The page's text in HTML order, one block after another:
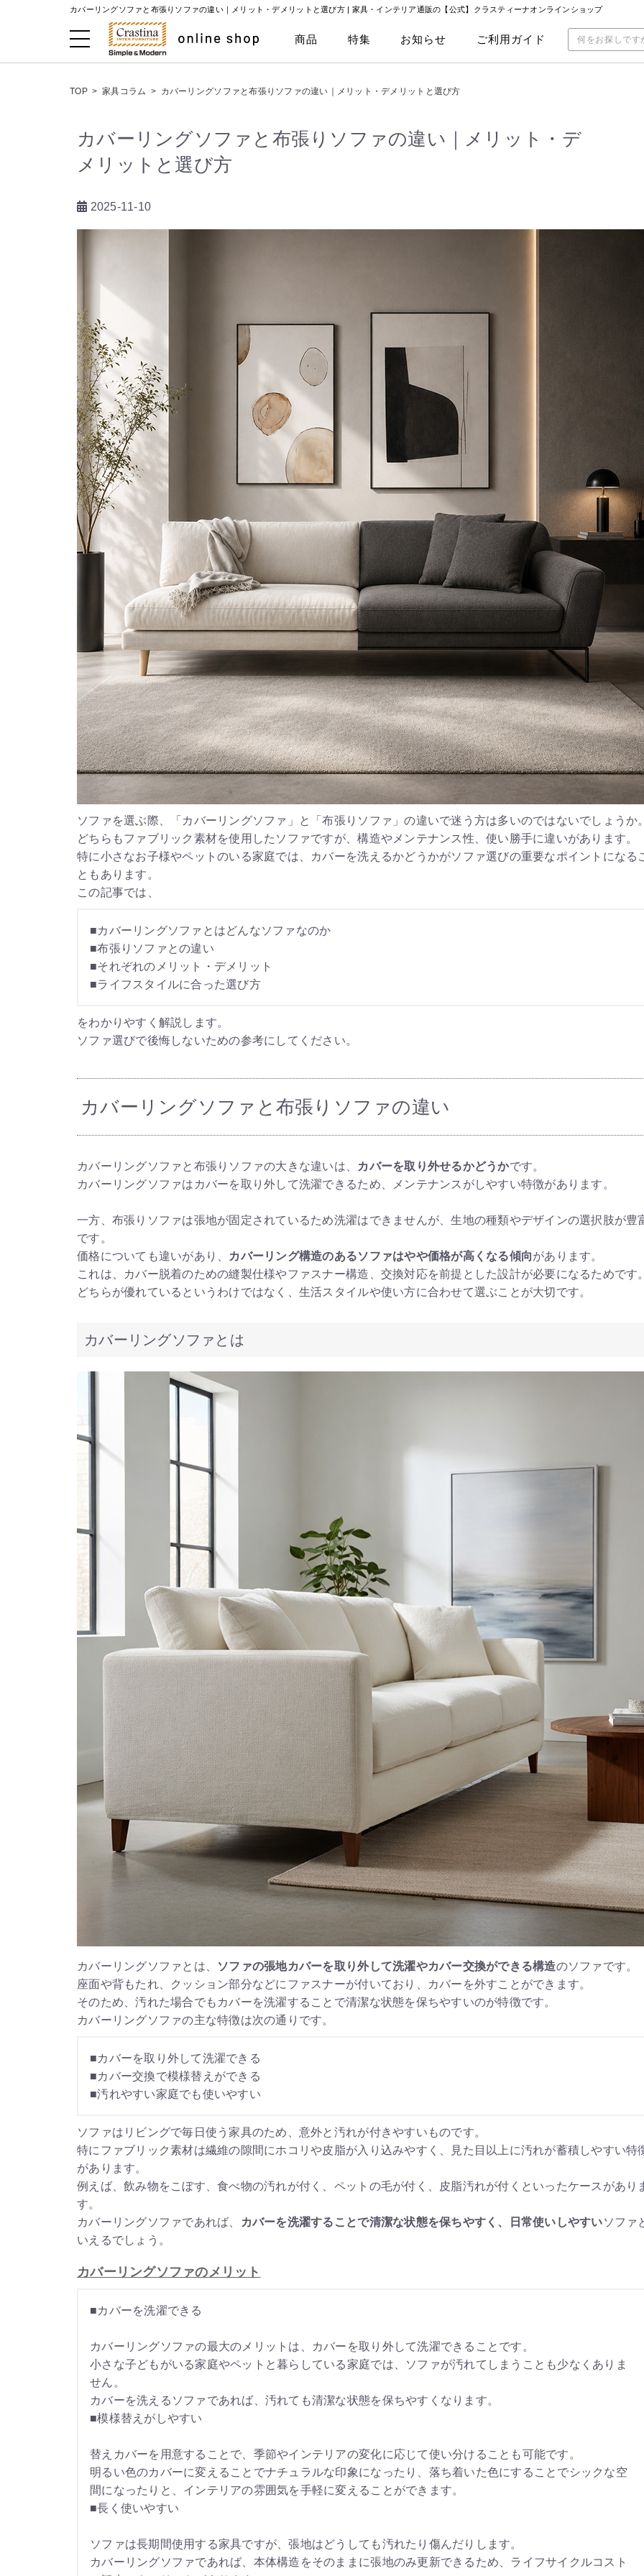
カバーリングソファと布張りソファの違い｜メリット・デメリットと選び方 | 家具・インテリア通販の【公式】クラスティーナオンラインショップ
商品 特集 お知らせ ご利用ガイド
TOP > 家具コラム > カバーリングソファと布張りソファの違い｜メリット・デメリットと選び方
カバーリングソファと布張りソファの違い｜メリット・デ
メリットと選び方
2025-11-10
ソファを選ぶ際、「カバーリングソファ」と「布張りソファ」の違いで迷う方は多いのではないでしょうか
どちらもファブリック素材を使用したソファですが、構造やメンテナンス性、使い勝手に違いがあります。
特に小さなお子様やペットのいる家庭では、カバーを洗えるかどうかがソファ選びの重要なポイントになる
ともあります。
この記事では、
■カバーリングソファとはどんなソファなのか
■布張りソファとの違い
■それぞれのメリット・デメリット
■ライフスタイルに合った選び方
をわかりやすく解説します。
ソファ選びで後悔しないための参考にしてください。
カバーリングソファと布張りソファの違い
カバーリングソファと布張りソファの大きな違いは、 カバーを取り外せるかどうかです。
カバーリングソファはカバーを取り外して洗濯できるため、メンテナンスがしやすい特徴があります。
一方、布張りソファは張地が固定されているため洗濯はできませんが、生地の種類やデザインの選択肢が豊
です。
価格についても違いがあり、 カバーリング構造のあるソファはやや価格が高くなる傾向があります。
これは、カバー脱着のための縫製仕様やファスナー構造、交換対応を前提とした設計が必要になるためです
どちらが優れているというわけではなく、生活スタイルや使い方に合わせて選ぶことが大切です。
カバーリングソファとは
カバーリングソファとは、 ソファの張地カバーを取り外して洗濯やカバー交換ができる構造のソファです。
座面や背もたれ、クッション部分などにファスナーが付いており、カバーを外すことができます。
そのため、汚れた場合でもカバーを洗濯することで清潔な状態を保ちやすいのが特徴です。
カバーリングソファの主な特徴は次の通りです。
■カバーを取り外して洗濯できる
■カバー交換で模様替えができる
■汚れやすい家庭でも使いやすい
ソファはリビングで毎日使う家具のため、意外と汚れが付きやすいものです。
特にファブリック素材は繊維の隙間にホコリや皮脂が入り込みやすく、見た目以上に汚れが蓄積しやすい特
があります。
例えば、飲み物をこぼす、食べ物の汚れが付く、ペットの毛が付く、皮脂汚れが付くといったケースがあり
す。
カバーリングソファであれば、
カバーを洗濯することで清潔な状態を保ちやすく、日常使いしやすいソファ
いえるでしょう。
カバーリングソファのメリット
■カバーを洗濯できる
カバーリングソファの最大のメリットは、カバーを取り外して洗濯できることです。
小さな子どもがいる家庭やペットと暮らしている家庭では、ソファが汚れてしまうことも少なくありま
せん。
カバーを洗えるソファであれば、汚れても清潔な状態を保ちやすくなります。
■模様替えがしやすい
替えカバーを用意することで、季節やインテリアの変化に応じて使い分けることも可能です。
明るい色のカバーに変えることでナチュラルな印象になったり、落ち着いた色にすることでシックな空
間になったりと、インテリアの雰囲気を手軽に変えることができます。
■長く使いやすい
ソファは長期間使用する家具ですが、張地はどうしても汚れたり傷んだりします。
カバーリングソファであれば、本体構造をそのままに張地のみ更新できるため、ライフサイクルコスト